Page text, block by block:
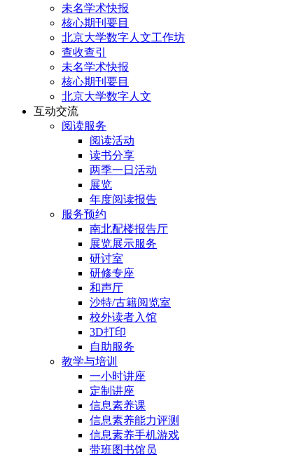
未名学术快报
核心期刊要目
北京大学数字人文工作坊
查收查引
未名学术快报
核心期刊要目
北京大学数字人文
互动交流
阅读服务
阅读活动
读书分享
两季一日活动
展览
年度阅读报告
服务预约
南北配楼报告厅
展览展示服务
研讨室
研修专座
和声厅
沙特/古籍阅览室
校外读者入馆
3D打印
自助服务
教学与培训
一小时讲座
定制讲座
信息素养课
信息素养能力评测
信息素养手机游戏
带班图书馆员